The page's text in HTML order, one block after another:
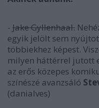
- Jake Gyllenhaal.
egyik jelölt sem
többiekhez képest.
milyen háttérrel jutott
az erős közepes
színészé avanzsáló
(danialves)